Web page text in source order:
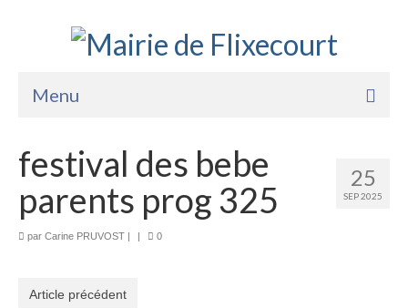
Menu
La Mairie
Vie Pratique
Enfance Jeunesse
25
SEP 2025
festival des bebe
parents prog 325
par Carine PRUVOST | | 0
Article précédent